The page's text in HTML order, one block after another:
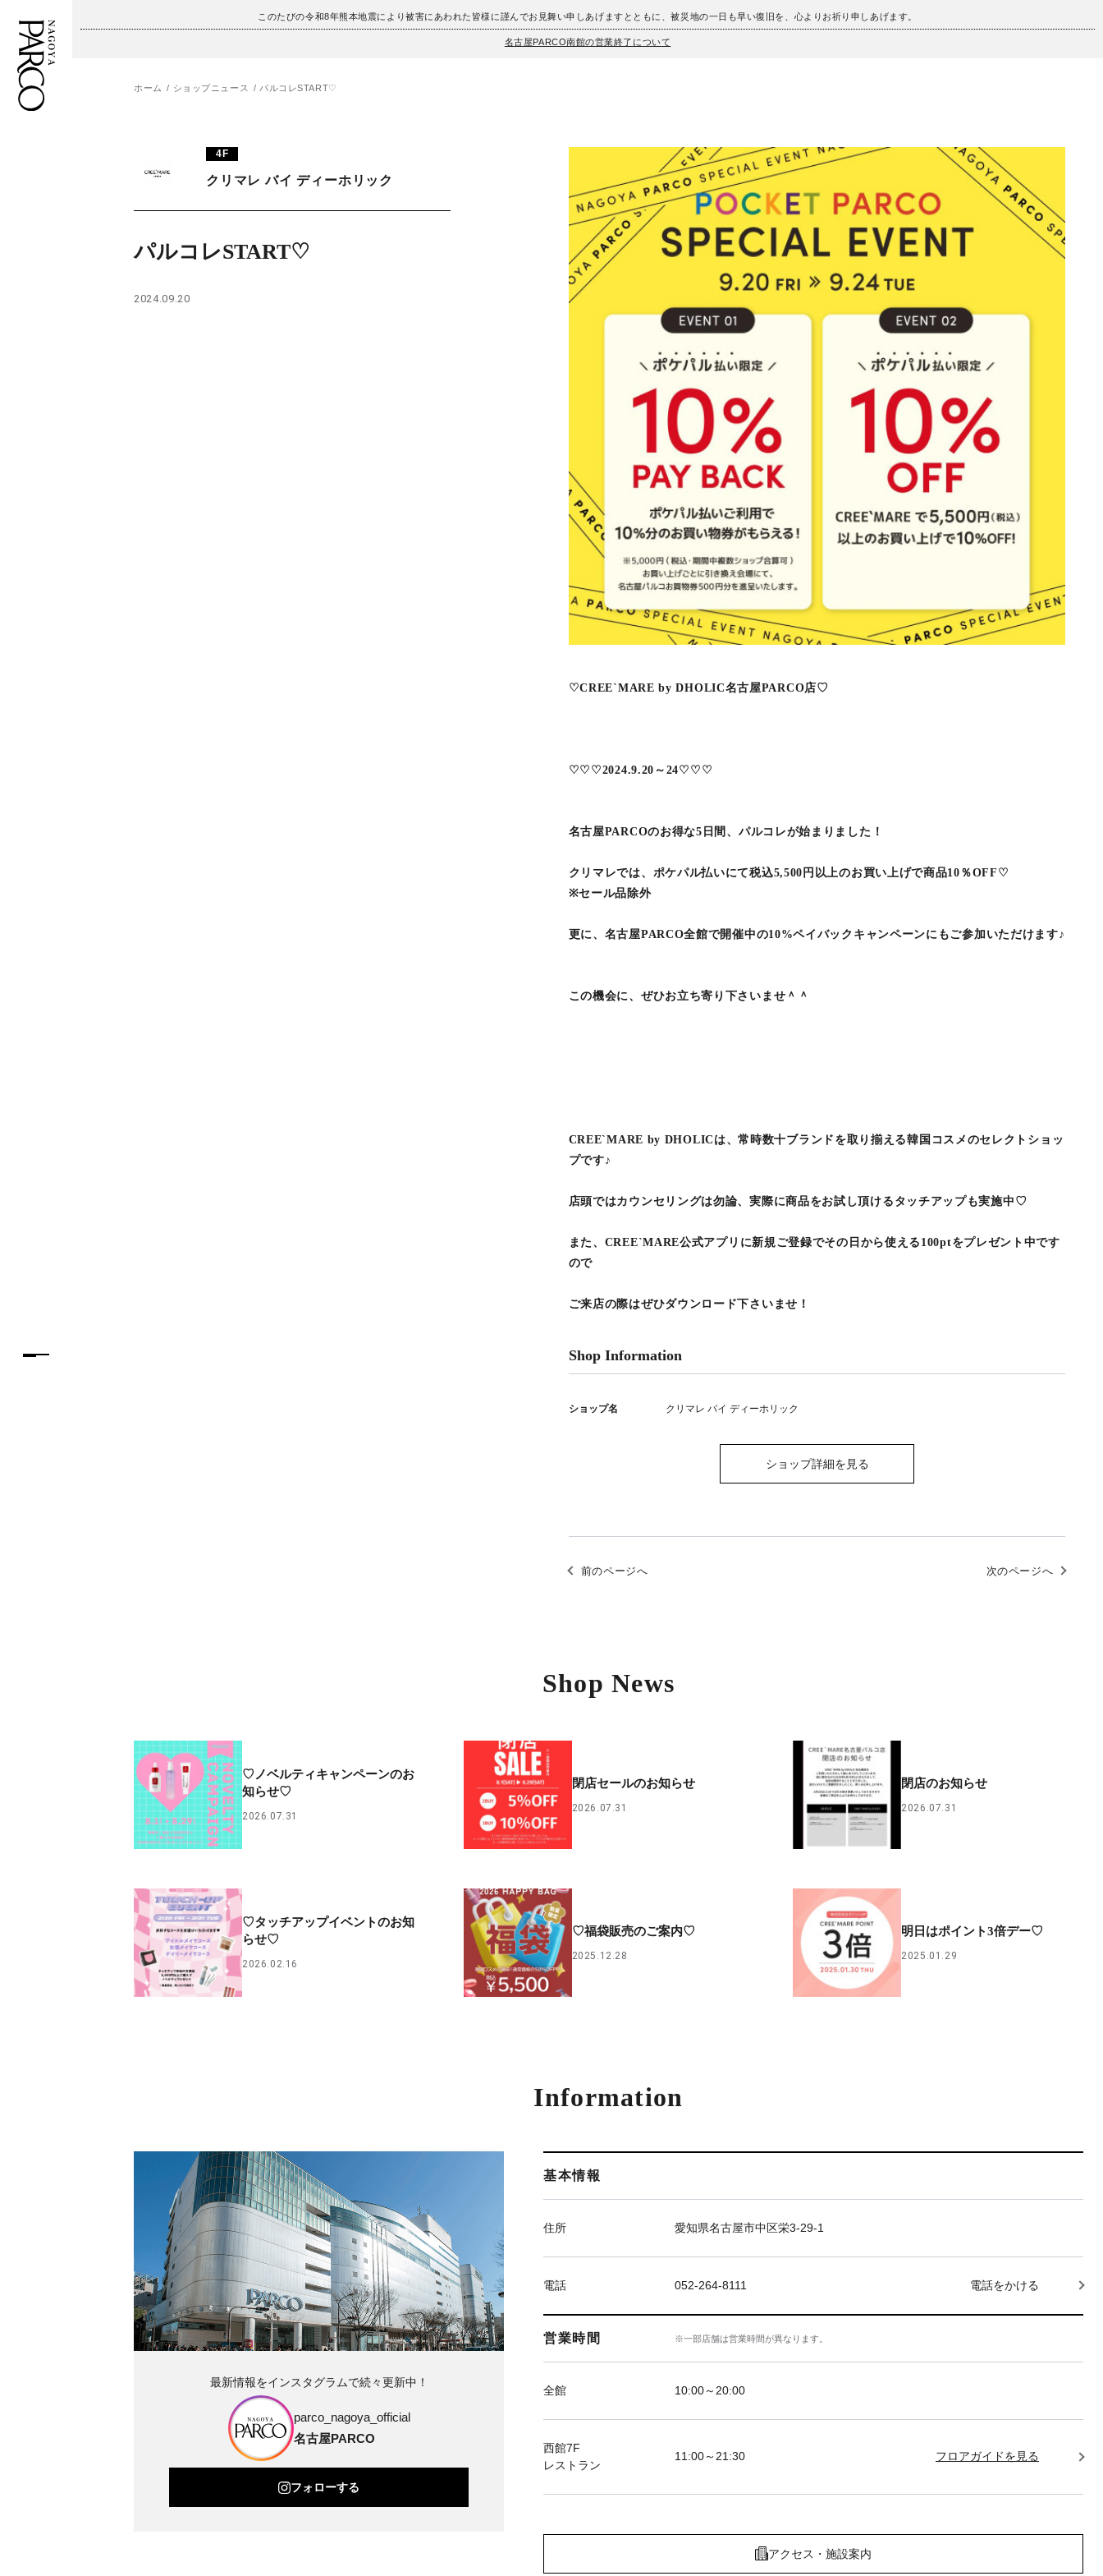
このたびの令和8年熊本地震により被害にあわれた皆様に謹んでお見舞い申しあげますとともに、被災地の一日も早い復旧を、心よりお祈り申しあげます。
名古屋PARCO南館の営業終了について
施設案内・アクセス
ホーム ショップニュース パルコレSTART♡
4F
クリマレ バイ ディーホリック
パルコレSTART♡
2024.09.20
♡CREE`MARE by DHOLIC名古屋PARCO店♡
♡♡♡2024.9.20～24♡♡♡
名古屋PARCOのお得な5日間、パルコレが始まりました！
クリマレでは、ポケパル払いにて税込5,500円以上のお買い上げで商品10％OFF♡
※セール品除外
更に、名古屋PARCO全館で開催中の10%ペイバックキャンペーンにもご参加いただけます♪
この機会に、ぜひお立ち寄り下さいませ＾＾
CREE`MARE by DHOLICは、常時数十ブランドを取り揃える韓国コスメのセレクトショッ
プです♪
店頭ではカウンセリングは勿論、実際に商品をお試し頂けるタッチアップも実施中♡
また、CREE`MARE公式アプリに新規ご登録でその日から使える100ptをプレゼント中です
ので
ご来店の際はぜひダウンロード下さいませ！
Shop Information
ショップ名 クリマレ バイ ディーホリック
ショップ詳細を見る
前のページへ 次のページへ
Shop News
♡ノベルティキャンペーンのお
知らせ♡
2026.07.31
閉店セールのお知らせ
2026.07.31
閉店のお知らせ
2026.07.31
♡タッチアップイベントのお知
らせ♡
2026.02.16
♡福袋販売のご案内♡
2025.12.28
明日はポイント3倍デー♡
2025.01.29
Information
基本情報
住所 愛知県名古屋市中区栄3-29-1
電話 052-264-8111 電話をかける
営業時間 ※一部店舗は営業時間が異なります。
全館 10:00～20:00
西館7F
レストラン
11:00～21:30 フロアガイドを見る
アクセス・施設案内
最新情報をインスタグラムで続々更新中！
parco_nagoya_official
名古屋PARCO
フォローする